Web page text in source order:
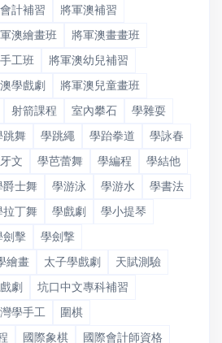
計補習
將軍澳補習
澳繪畫班
將軍澳畫畫班
工班
將軍澳幼兒補習
學戲劇
將軍澳兒童畫班
射箭課程 室內攀石
學雜耍
跳舞 學跳繩 學跆拳道
學詠春
文 學芭蕾舞 學編程
學結他
爵士舞 學游泳 學游水
學書法
拉丁舞 學戲劇
學小提琴
劍擊
學劍撃
繪畫
太子學戲劇
天賦測驗
劇
坑口中文專科補習
學手工
圍棋
國際象棋
國際會計師資格